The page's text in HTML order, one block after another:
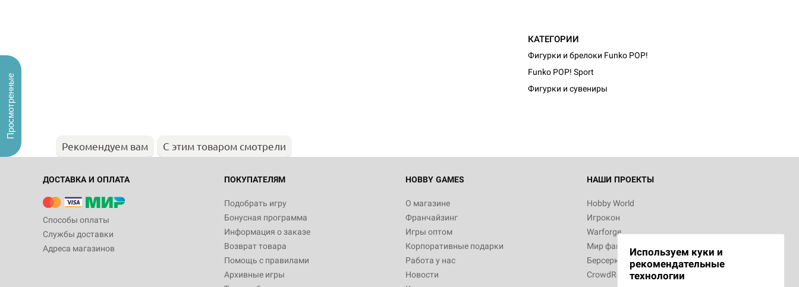
КАТЕГОРИИ
Фигурки и брелоки Funko POP!
Funko POP! Sport
Фигурки и сувениры
Рекомендуем вам С этим товаром смотрели
ДОСТАВКА И ОПЛАТА
Способы оплаты
Службы доставки
Адреса магазинов
ПОКУПАТЕЛЯМ
Подобрать игру
Бонусная программа
Информация о заказе
Возврат товара
Помощь с правилами
Архивные игры
HOBBY GAMES
О магазине
Франчайзинг
Игры оптом
Корпоративные подарки
Работа у нас
Новости
НАШИ ПРОЕКТЫ
Hobby World
Игрокон
Warforge
Мир фантастики
Берсерк
CrowdRepublic
Используем куки и
рекомендательные
технологии
Просмотренные
Настольная игра Hobby World Журнал
"Мир фантастики. Спецвыпуск: Братья
империи: Боевая тревога
799
Настольная игра Hobby World Сумерки
империи. Четвёртая редакция: Грозовой
Рубеж
12 990